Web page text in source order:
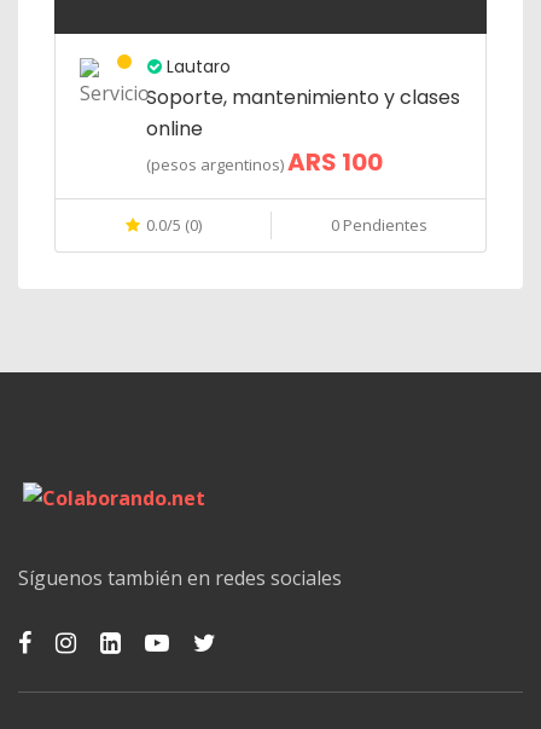
Lautaro
Soporte, mantenimiento y clases
online
(pesos argentinos)ARS 100
0.0/5 (0) 0 Pendientes
Síguenos también en redes sociales